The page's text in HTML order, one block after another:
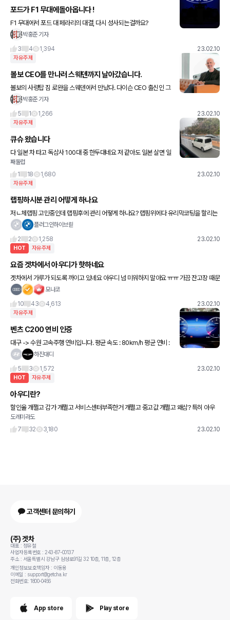
포드가 F1 무대에돌아옵니다 !
F1 무대에서 포드 대 페라리의 대결, 다시 성사되는걸까요?
박홍준 기자
3
4 1,394 23.02.10
자유주제
볼보 CEO를 만나러 스웨덴까지 날아갔습니다.
볼보의 사령탑 짐 로완을 스웨덴에서 만났다. 다이슨 CEO 출신인 그
의 커리어는 자동차와 관계가 없어 보였지만, 한국 시장에 대한 깊은
박홍준 기자
5
1 1,266 23.02.10
자유주제
큐슈 왔습니다
다 일본 차 타고 독삼사 100대 중 한두대네요 저 같아도 일본 살면 일
본차 타겠습니다 ㅋ
째둘럽
1
18 1,680 23.02.10
자유주제
랩핑하시분 관리 어떻게 하나요
저ㄴ체랩핑 고민중인데 랩핑후에 관리 어떻게 하나요? 랩핑위에다 유리막코팅을 할리는
없고 그냥 자동세차 막 돌리고 브러쉬로 먼지털고 하나요.?
플러그인하이브릳
2
2 1,258 23.02.10
HOT 자유주제
요즘 겟차에서 아우디가 핫하네요
겟차에서 가루가 되도록 까이고 있네요 아우디 넘 미워하지 말아요 ㅠㅠ 가끔 잔고장 때문
모나코
10
43 4,613 23.02.10
자유주제
벤츠 C200 연비 인증
대구 -> 수원 고속주행 연비입니다. 평균 속도 : 80km/h 평균 연비 :
14.1km/l 하진대디
5
3 1,572 23.02.10
HOT 자유주제
아우디란?
할인율 개쩔고 감가 개쩔고 서비스센터부족한거 개쩔고 중고값 개쩔고 왜삼? 특히 아우
디오너들 부심 개쩜 A6 이하 오너들은 입다물었으면ㅎㅎ 현기보다못한부릉~카
도레미라도
7
32 3,180 23.02.10
고객센터 문의하기
(주) 겟차
대표 : 정유철
사업자등록번호 : 243-87-00137
주소 : 서울특별시 강남구 삼성로91길 32 10층, 11층, 12층
개인정보보호책임자 : 이동용
이메일 : support@getcha.kr
전화번호: 1800-0456
App store Play store